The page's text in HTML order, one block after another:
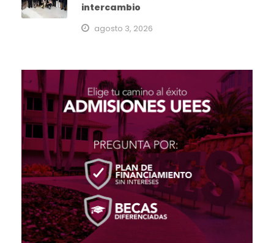
intercambio
agosto 3, 2026